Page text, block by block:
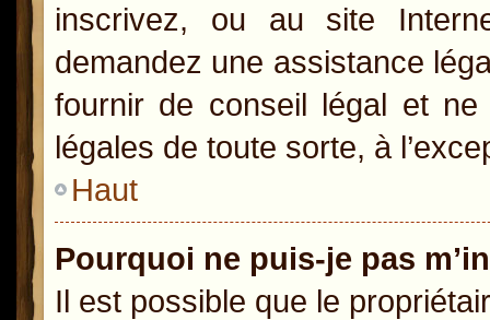
inscrivez, ou au site
demandez une assistance
fournir de conseil légal et
légales de toute sorte, à
Haut
Pourquoi ne puis-je pas
Il est possible que le